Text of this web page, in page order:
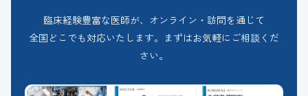
臨床経験豊富な医師が、オンライン・訪問を通じて
全国どこでも対応いたします。まずはお気軽にご相談くだ
さい。